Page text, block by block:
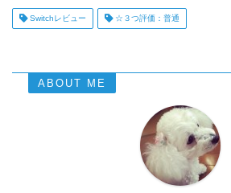
Switchレビュー ☆３つ評価：普通
ABOUT ME